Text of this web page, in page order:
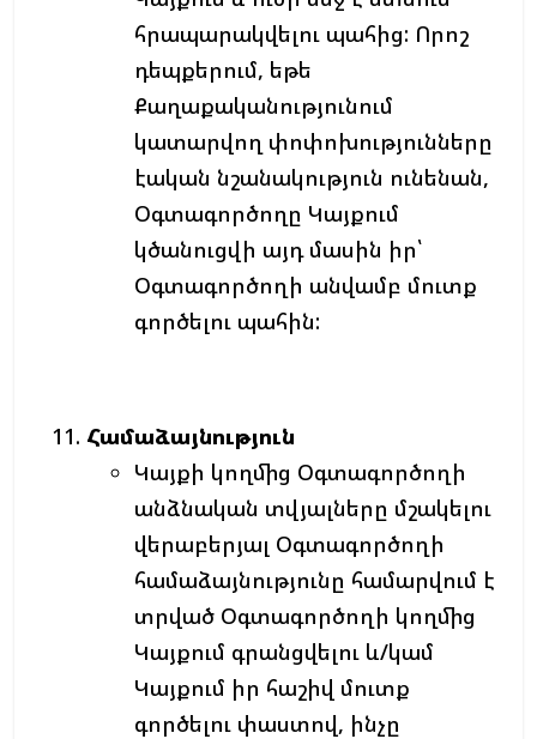
հրապարակվելու պահից: Որոշ
դեպքերում, եթե
Քաղաքականությունում
կատարվող փոփոխությունները
էական նշանակություն ունենան,
Օգտագործողը Կայքում
կծանուցվի այդ մասին իր՝
Օգտագործողի անվամբ մուտք
գործելու պահին:
Համաձայնություն
Կայքի կողմից Օգտագործողի
անձնական տվյալները մշակելու
վերաբերյալ Օգտագործողի
համաձայնությունը համարվում է
տրված Օգտագործողի կողմից
Կայքում գրանցվելու և/կամ
Կայքում իր հաշիվ մուտք
գործելու փաստով, ինչը